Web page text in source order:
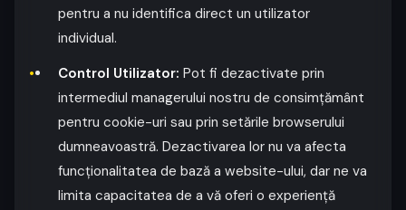
pentru a nu identifica direct un utilizator
individual.
Control Utilizator: Pot fi dezactivate prin
intermediul managerului nostru de consimțământ
pentru cookie-uri sau prin setările browserului
dumneavoastră. Dezactivarea lor nu va afecta
funcționalitatea de bază a website-ului, dar ne va
limita capacitatea de a vă oferi o experiență